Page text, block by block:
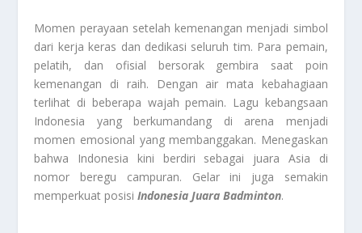
Momen perayaan setelah kemenangan menjadi simbol
dari kerja keras dan dedikasi seluruh tim. Para pemain,
pelatih, dan ofisial bersorak gembira saat poin
kemenangan di raih. Dengan air mata kebahagiaan
terlihat di beberapa wajah pemain. Lagu kebangsaan
Indonesia yang berkumandang di arena menjadi
momen emosional yang membanggakan. Menegaskan
bahwa Indonesia kini berdiri sebagai juara Asia di
nomor beregu campuran. Gelar ini juga semakin
memperkuat posisiIndonesia Juara Badminton.